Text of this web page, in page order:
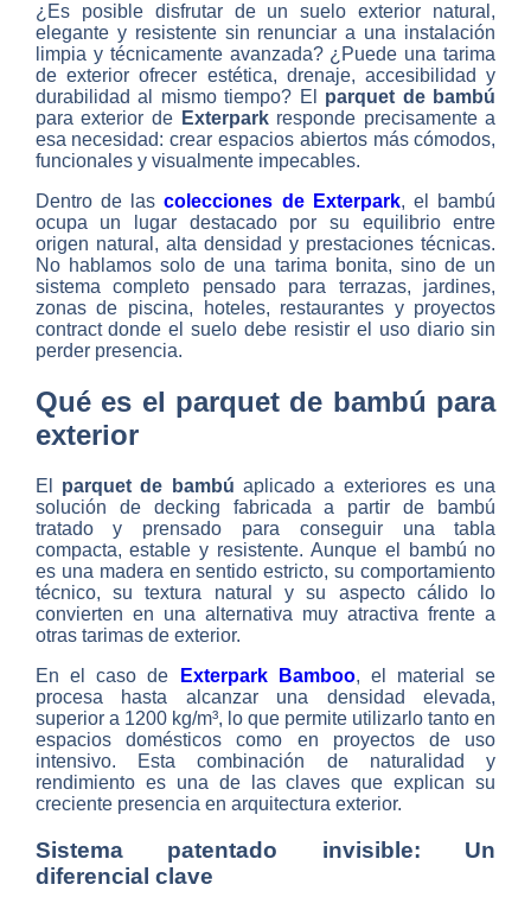
¿Es posible disfrutar de un suelo exterior natural,
elegante y resistente sin renunciar a una instalación
limpia y técnicamente avanzada? ¿Puede una tarima
de exterior ofrecer estética, drenaje, accesibilidad y
durabilidad al mismo tiempo? El parquet de bambú
para exterior de Exterparkresponde precisamente a
esa necesidad: crear espacios abiertos más cómodos,
funcionales y visualmente impecables.
Dentro de lascolecciones de Exterpark, el bambú
ocupa un lugar destacado por su equilibrio entre
origen natural, alta densidad y prestaciones técnicas.
No hablamos solo de una tarima bonita, sino de un
sistema completo pensado para terrazas, jardines,
zonas de piscina, hoteles, restaurantes y proyectos
contract donde el suelo debe resistir el uso diario sin
perder presencia.
Qué es el parquet de bambú para
exterior
El parquet de bambú aplicado a exteriores es una
solución de decking fabricada a partir de bambú
tratado y prensado para conseguir una tabla
compacta, estable y resistente. Aunque el bambú no
es una madera en sentido estricto, su comportamiento
técnico, su textura natural y su aspecto cálido lo
convierten en una alternativa muy atractiva frente a
otras tarimas de exterior.
En el caso de
Exterpark Bamboo, el material se
procesa hasta alcanzar una densidad elevada,
superior a 1200 kg/m³, lo que permite utilizarlo tanto en
espacios domésticos como en proyectos de uso
intensivo. Esta combinación de naturalidad y
rendimiento es una de las claves que explican su
creciente presencia en arquitectura exterior.
Sistema patentado invisible: Un
diferencial clave